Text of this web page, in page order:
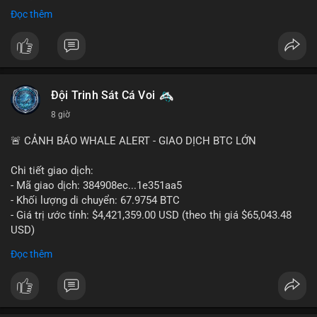
#556btc #36trusd
#vlikevn #titanbot
📰 Nguồn: Cointelegraph
Đọc thêm
Đội Trinh Sát Cá Voi
8 giờ
🚨 CẢNH BÁO WHALE ALERT - GIAO DỊCH BTC LỚN
Chi tiết giao dịch:
- Mã giao dịch: 384908ec...1e351aa5
- Khối lượng di chuyển: 67.9754 BTC
- Giá trị ước tính: $4,421,359.00 USD (theo thị giá $65,043.48
USD)
Khối lượng 67.97 BTC trị giá hơn 4.4 triệu USD được di chuyển
trong một giao dịch duy nhất trên mempool. Quy mô này nằm
Đọc thêm